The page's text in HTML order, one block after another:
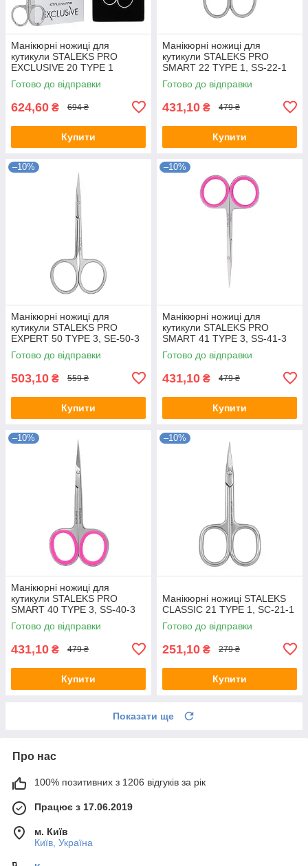
Манікюрні ножиці для
кутикули STALEKS PRO
EXCLUSIVE 20 TYPE 1
MAGNOLIA, SX-20-1
Готово до відправки
624,60 ₴ 694 ₴
Купити
Манікюрні ножиці для
кутикули STALEKS PRO
SMART 22 TYPE 1, SS-22-1
Готово до відправки
431,10 ₴ 479 ₴
Купити
–10%
Манікюрні ножиці для
кутикули STALEKS PRO
EXPERT 50 TYPE 3, SE-50-3
Готово до відправки
503,10 ₴ 559 ₴
Купити
–10%
Манікюрні ножиці для
кутикули STALEKS PRO
SMART 41 TYPE 3, SS-41-3
Готово до відправки
431,10 ₴ 479 ₴
Купити
–10%
Манікюрні ножиці для
кутикули STALEKS PRO
SMART 40 TYPE 3, SS-40-3
Готово до відправки
431,10 ₴ 479 ₴
Купити
–10%
Манікюрні ножиці STALEKS
CLASSIC 21 TYPE 1, SC-21-1
Готово до відправки
251,10 ₴ 279 ₴
Купити
Показати ще
Про нас
100% позитивних з 1206 відгуків за рік
Працює з 17.06.2019
м. Київ
Київ, Україна